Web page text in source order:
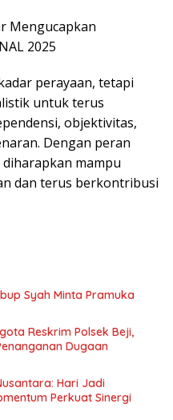
Mengucapkan
2025
perayaan, tetapi
untuk terus
objektivitas,
Dengan peran
mampu
dan terus berkontribusi
Syah Minta Pramuka
Reskrim Polsek Beji,
Dugaan
Hari Jadi
Perkuat Sinergi